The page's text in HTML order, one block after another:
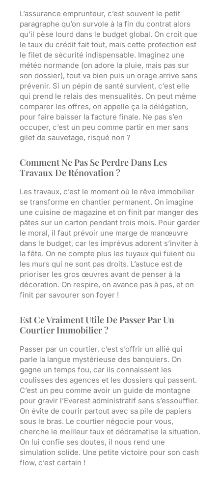
L’assurance emprunteur, c’est souvent le petit
paragraphe qu’on survole à la fin du contrat alors
qu’il pèse lourd dans le budget global. On croit que
le taux du crédit fait tout, mais cette protection est
le filet de sécurité indispensable. Imaginez une
météo normande (on adore la pluie, mais pas sur
son dossier), tout va bien puis un orage arrive sans
prévenir. Si un pépin de santé survient, c’est elle
qui prend le relais des mensualités. On peut même
comparer les offres, on appelle ça la délégation,
pour faire baisser la facture finale. Ne pas s’en
occuper, c’est un peu comme partir en mer sans
gilet de sauvetage, risqué non ?
Comment Ne Pas Se Perdre Dans Les
Travaux De Rénovation ?
Les travaux, c’est le moment où le rêve immobilier
se transforme en chantier permanent. On imagine
une cuisine de magazine et on finit par manger des
pâtes sur un carton pendant trois mois. Pour garder
le moral, il faut prévoir une marge de manœuvre
dans le budget, car les imprévus adorent s’inviter à
la fête. On ne compte plus les tuyaux qui fuient ou
les murs qui ne sont pas droits. L’astuce est de
prioriser les gros œuvres avant de penser à la
décoration. On respire, on avance pas à pas, et on
finit par savourer son foyer !
Est Ce Vraiment Utile De Passer Par Un
Courtier Immobilier ?
Passer par un courtier, c’est s’offrir un allié qui
parle la langue mystérieuse des banquiers. On
gagne un temps fou, car ils connaissent les
coulisses des agences et les dossiers qui passent.
C’est un peu comme avoir un guide de montagne
pour gravir l’Everest administratif sans s’essouffler.
On évite de courir partout avec sa pile de papiers
sous le bras. Le courtier négocie pour vous,
cherche le meilleur taux et dédramatise la situation.
On lui confie ses doutes, il nous rend une
simulation solide. Une petite victoire pour son cash
flow, c’est certain !